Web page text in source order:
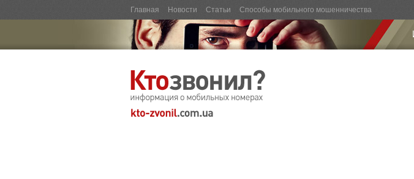
Главная Новости Статьи Способы мобильного мошенничества